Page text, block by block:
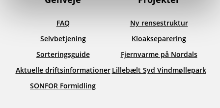
FAQ
Selvbetjening
Sorteringsguide
Aktuelle driftsinformationer
SONFOR Formidling
Ny rensestruktur
Kloakseparering
Fjernvarme på Nordals
Lillebælt Syd Vindmøllepark